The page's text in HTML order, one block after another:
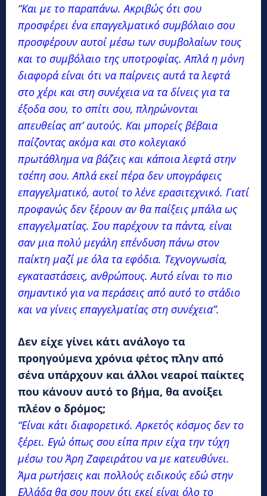
“Και με το παραπάνω. Ακριβώς ότι σου
προσφέρει ένα επαγγελματικό συμβόλαιο σου
προσφέρουν αυτοί μέσω των συμβολαίων τους
και το συμβόλαιο της υποτροφίας. Απλά η μόνη
διαφορά είναι ότι να παίρνεις αυτά τα λεφτά
στο χέρι και στη συνέχεια να τα δίνεις για τα
έξοδα σου, το σπίτι σου, πληρώνονται
απευθείας απ’ αυτούς. Και μπορείς βέβαια
παίζοντας ακόμα και στο κολεγιακό
πρωτάθλημα να βάζεις και κάποια λεφτά στην
τσέπη σου. Απλά εκεί πέρα δεν υπογράφεις
επαγγελματικό, αυτοί το λένε ερασιτεχνικό. Γιατί
προφανώς δεν ξέρουν αν θα παίξεις μπάλα ως
επαγγελματίας. Σου παρέχουν τα πάντα, είναι
σαν μια πολύ μεγάλη επένδυση πάνω στον
παίκτη μαζί με όλα τα εφόδια. Τεχνογνωσία,
εγκαταστάσεις, ανθρώπους. Αυτό είναι το πιο
σημαντικό για να περάσεις από αυτό το στάδιο
και να γίνεις επαγγελματίας στη συνέχεια”.
Δεν είχε γίνει κάτι ανάλογο τα
προηγούμενα χρόνια φέτος πλην από
σένα υπάρχουν και άλλοι νεαροί παίκτες
που κάνουν αυτό το βήμα, θα ανοίξει
πλέον ο δρόμος;
“Είναι κάτι διαφορετικό. Αρκετός κόσμος δεν το
ξέρει. Εγώ όπως σου είπα πριν είχα την τύχη
μέσω του Άρη Ζαφειράτου να με κατευθύνει.
Άμα ρωτήσεις και πολλούς ειδικούς εδώ στην
Ελλάδα θα σου πουν ότι εκεί είναι όλο το